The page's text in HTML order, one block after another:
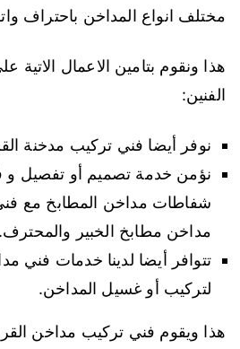
مختلف انواع المداخن باحتراف
هذا ونقوم بتامين الاعمال الاتية
الفنين:
نوفر أيضا فني تركيب مدخنة
نؤمن خدمة تصميم أو تفصيل و
شفاطات مداخن المطابخ مع
مداخن مطابخ الخبير والمحترف.
تتوافر أيضا لدينا خدمات فني
لتركيب أو غسيل المداخن.
هذا ويقوم فني تركيب مداخن